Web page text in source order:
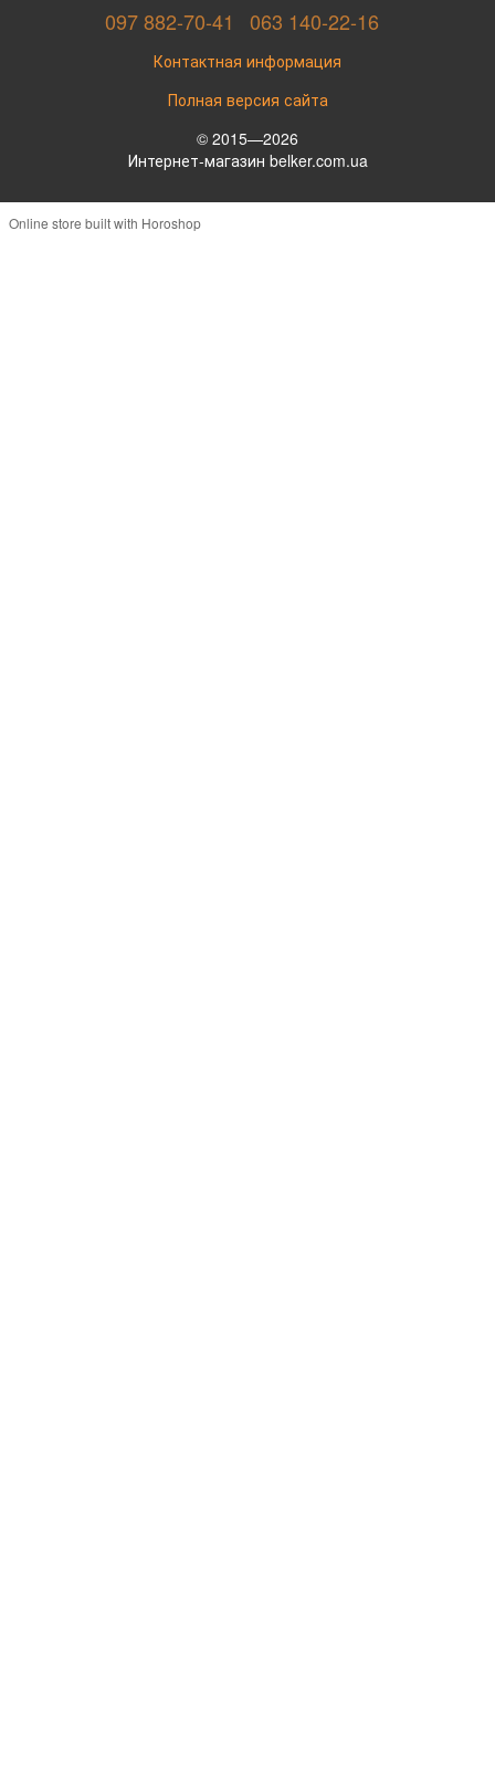
097 882-70-41 063 140-22-16
Контактная информация
Полная версия сайта
© 2015—2026
Интернет-магазин belker.com.ua
Online store built with Horoshop